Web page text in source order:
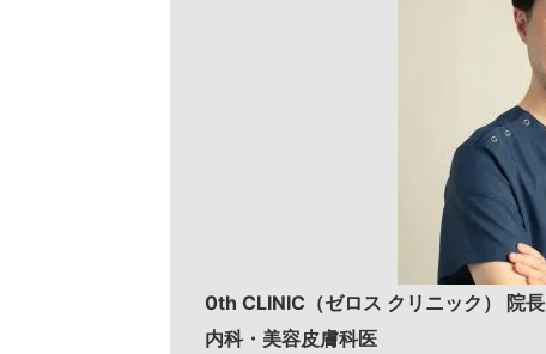
0th CLINIC（ゼロス クリニック） 院長
内科・美容皮膚科医